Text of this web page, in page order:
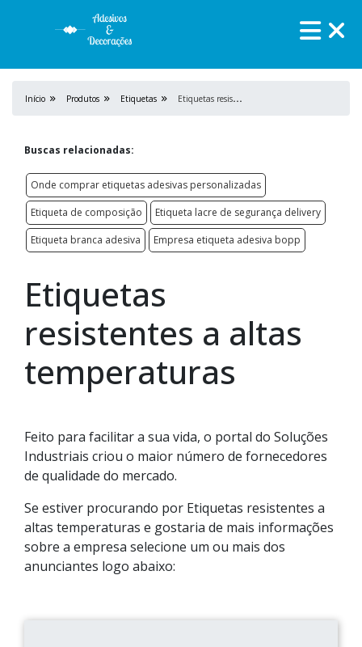
Início Produtos Etiquetas E
tiquetas resistentes a altas temperaturas
Buscas relacionadas:
Onde comprar etiquetas adesivas personalizadas
Etiqueta de composição
Etiqueta lacre de segurança delivery
Etiqueta branca adesiva
Empresa etiqueta adesiva bopp
Etiquetas
resistentes a altas
temperaturas
Feito para facilitar a sua vida, o portal do Soluções
Industriais criou o maior número de fornecedores
de qualidade do mercado.
Se estiver procurando por Etiquetas resistentes a
altas temperaturas e gostaria de mais informações
sobre a empresa selecione um ou mais dos
anunciantes logo abaixo: